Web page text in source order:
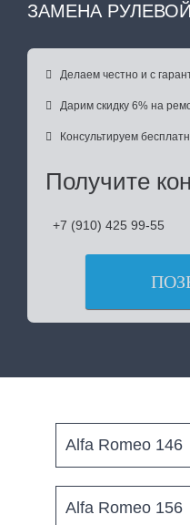
ЗАМЕНА РУЛЕВОЙ
 Делаем честно и с
 Дарим скидку 6% на
 Консультируем
Получите
+7 (910) 425 99-55
Alfa Romeo 146
Alfa Romeo 156